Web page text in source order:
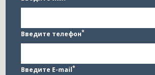
Введите телефон*
Введите E-mail*